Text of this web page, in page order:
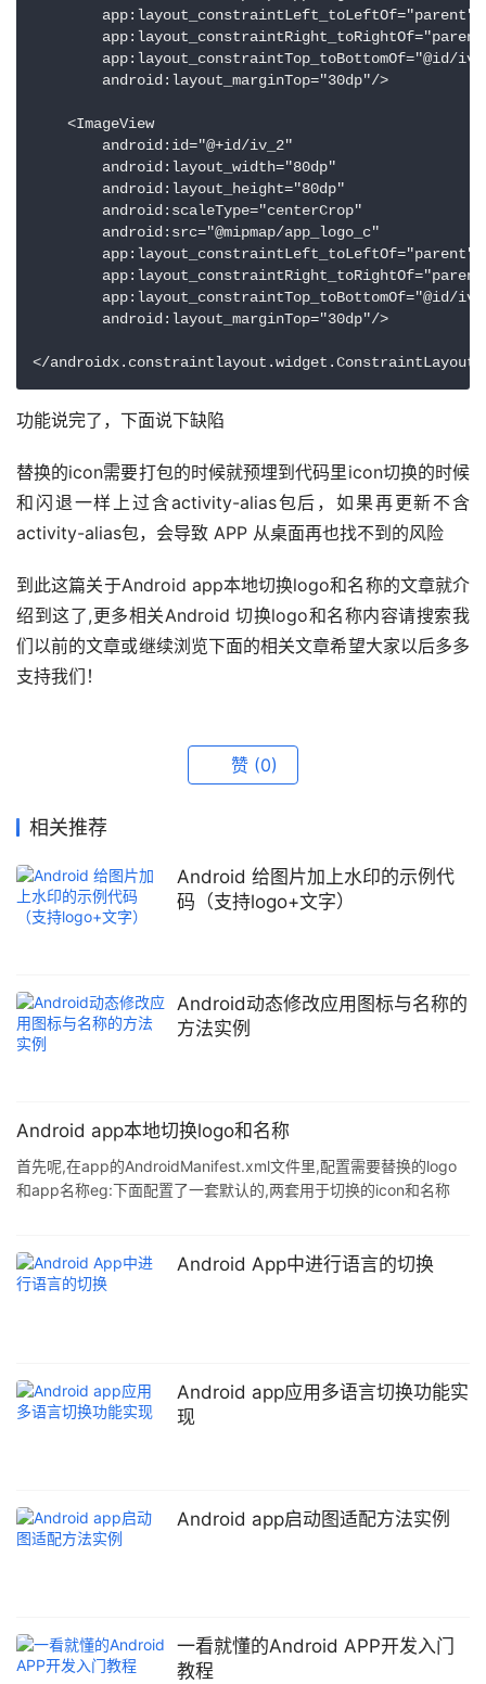
        app:layout_constraintLeft_toLeftOf="parent"
app:layout_constraintTop_toBottomOf="@id/
        android:layout_marginTop="30dp"/>
    <ImageView
        android:id="@+id/iv_2"
        android:layout_width="80dp"
        android:layout_height="80dp"
        android:scaleType="centerCrop"
        android:src="@mipmap/app_logo_c"
        app:layout_constraintLeft_toLeftOf="parent"
app:layout_constraintTop_toBottomOf="@id/
        android:layout_marginTop="30dp"/>
功能说完了，下面说下缺陷
替换的icon需要打包的时候就预埋到代码里icon切换的时候
和闪退一样上过含activity-alias包后，如果再更新不含
activity-alias包，会导致 APP 从桌面再也找不到的风险
到此这篇关于Android app本地切换logo和名称的文章就介
绍到这了,更多相关Android 切换logo和名称内容请搜索我
们以前的文章或继续浏览下面的相关文章希望大家以后多多
支持我们！
赞 (0)
相关推荐
Android 给图片加上水印的示例代
码（支持logo+文字）
Android动态修改应用图标与名称的
方法实例
Android app本地切换logo和名称
首先呢,在app的AndroidManifest.xml文件里,配置需要替换的logo
和app名称eg:下面配置了一套默认的,两套用于切换的icon和名称
Activityandroid:icon:当前别名的应用图标android:label:当前别名
的应用名称android:name:别名,命名规则同Activelyandroi
Android App中进行语言的切换
Android app应用多语言切换功能实
现
Android app启动图适配方法实例
一看就懂的Android APP开发入门
教程